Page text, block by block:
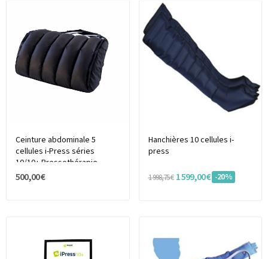
Ceinture abdominale 5
cellules i-Press séries
10/10+ Pressothérapie
500,00 €
Hanchières 10 cellules i-
press
1 998,75 € 1 599,00 € -20%